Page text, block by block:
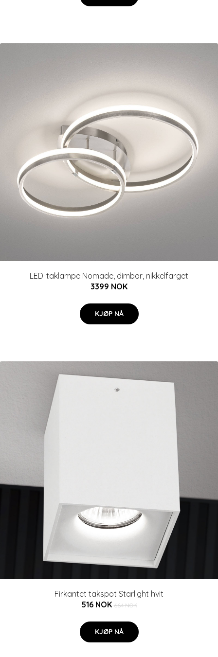
LED-taklampe Nomade, dimbar, nikkelfarget
3399 NOK
KJØP NÅ
Firkantet takspot Starlight hvit
516 NOK 664 NOK
KJØP NÅ